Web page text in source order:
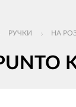
РУЧКИ НА